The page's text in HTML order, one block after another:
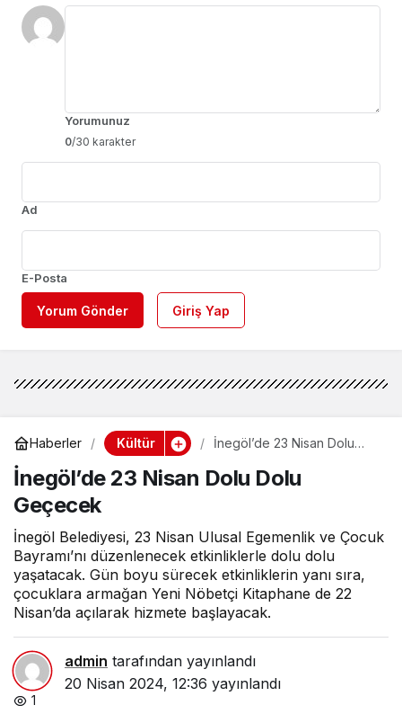
Yorumunuz
0/30 karakter
Ad
E-Posta
Yorum Gönder Giriş Yap
Haberler Kültür
İnegöl’de 23 Nisan Dolu
İnegöl’de 23 Nisan Dolu Dolu
Geçecek
İnegöl Belediyesi, 23 Nisan Ulusal Egemenlik ve Çocuk
Bayramı’nı düzenlenecek etkinliklerle dolu dolu
yaşatacak. Gün boyu sürecek etkinliklerin yanı sıra,
çocuklara armağan Yeni Nöbetçi Kitaphane de 22
Nisan’da açılarak hizmete başlayacak.
admin tarafından yayınlandı
20 Nisan 2024, 12:36 yayınlandı
1